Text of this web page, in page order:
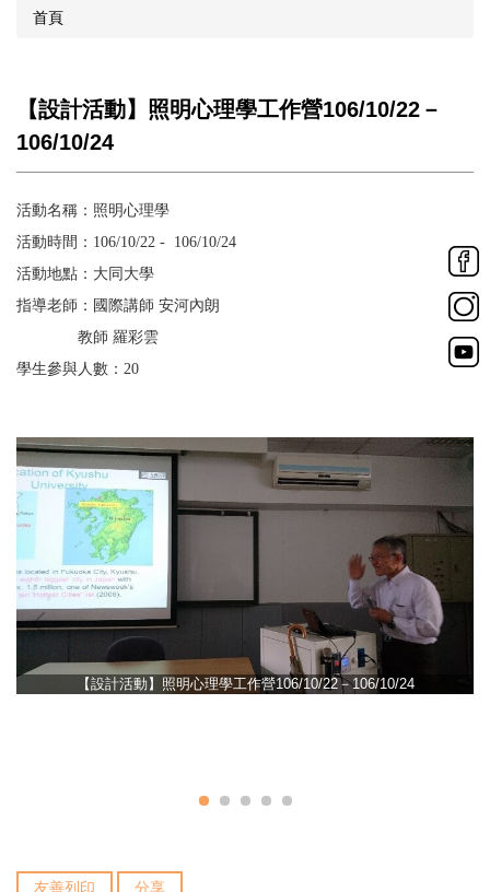
首頁
【設計活動】照明心理學工作營106/10/22－
106/10/24
活動名稱：照明心理學
活動時間： 106/10/22 - 106/10/24
活動地點：大同大學
指導老師：國際講師 安河內朗
教師 羅彩雲
學生參與人數： 20
【設計活動】照明心理學工作營106/10/22－106/10/24
友善列印 分享